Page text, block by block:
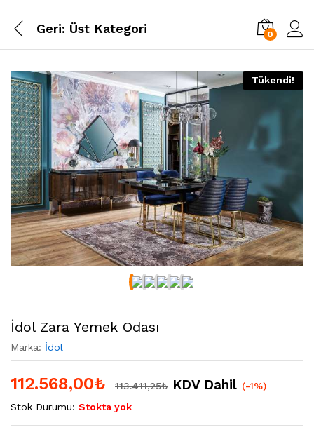
Geri: Üst Kategori 0
Tükendi!
İdol Zara Yemek Odası
Marka: İdol
112.568,00₺ 113.411,25₺ KDV Dahil (-1%)
Stok Durumu: Stokta yok